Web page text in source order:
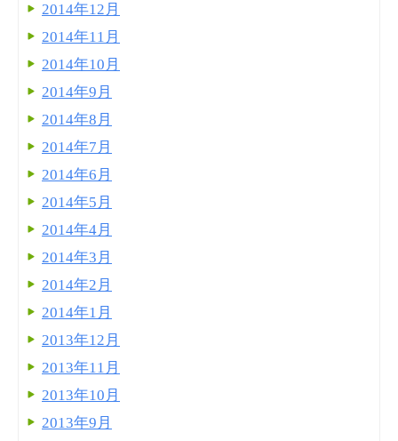
2014年12月
2014年11月
2014年10月
2014年9月
2014年8月
2014年7月
2014年6月
2014年5月
2014年4月
2014年3月
2014年2月
2014年1月
2013年12月
2013年11月
2013年10月
2013年9月